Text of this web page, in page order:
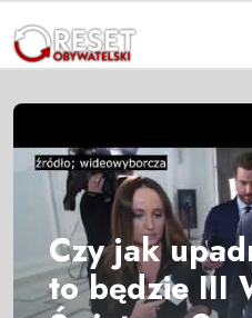
Czy jak
to będzie III